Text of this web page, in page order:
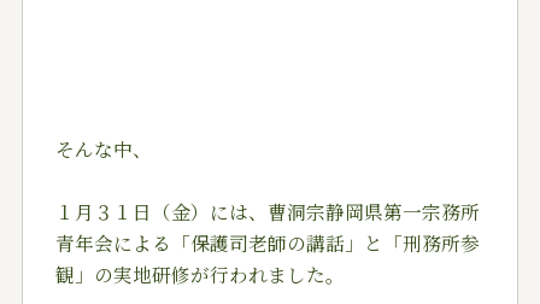
そんな中、
１月３１日（金）には、曹洞宗静岡県第一宗務所
青年会による「保護司老師の講話」と「刑務所参
観」の実地研修が行われました。